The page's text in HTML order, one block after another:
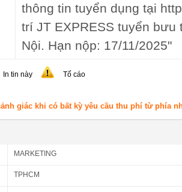
thông tin tuyển dụng tại
trí JT EXPRESS tuyển
Nội. Hạn nộp: 17/11/2025"
In tin này Tố cáo
giác khi có bất kỳ yêu cầu thu phí từ phía
MARKETING
TPHCM